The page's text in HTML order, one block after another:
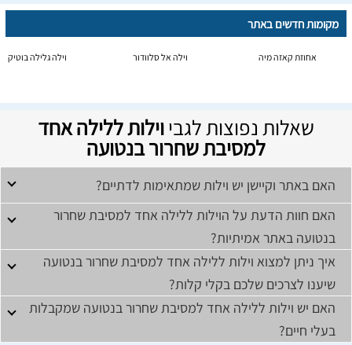
מקומות חדשים באתר
אחוזת קאזה מיה וילה אל סלוודור וילה גלילה בוטיק
שאלות נפוצות לגביוילות ללילה אחד
למסיבת שחרור בנטועה
האם באתר וקיישן יש וילות שמתאימות לדתיים?
האם חוות הדעת על הוילות ללילה אחד למסיבת שחרור
בנטועה באתר אמיתיות?
איך ניתן למצוא וילות ללילה אחד למסיבת שחרור בנטועה
שיענו לצרכים שלכם בקלי קלות?
האם יש וילות ללילה אחד למסיבת שחרור בנטועה שמקבלות
בעלי חיים?